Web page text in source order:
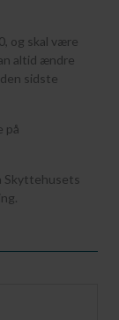
og skal være
altid ændre
sidste
på
Skyttehusets